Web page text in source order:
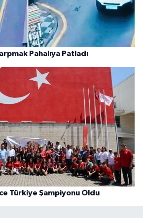
Pahalıya Patladı
Türkiye Şampiyonu Oldu